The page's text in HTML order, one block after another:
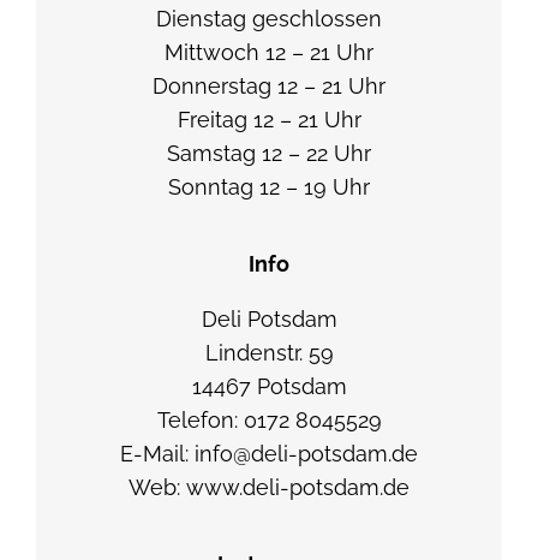
Dienstag geschlossen
Mittwoch 12 – 21 Uhr
Donnerstag 12 – 21 Uhr
Freitag 12 – 21 Uhr
Samstag 12 – 22 Uhr
Sonntag 12 – 19 Uhr
Info
Deli Potsdam
Lindenstr. 59
14467 Potsdam
Telefon: 0172 8045529
E-Mail: info@deli-potsdam.de
Web: www.deli-potsdam.de